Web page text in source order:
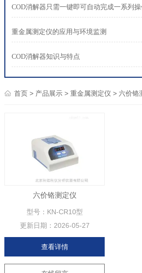
COD消解器只需一键即可自动完成一系列
重金属测定仪的应用与环境监测
COD消解器知识与特点
首页> 产品展示> 重金属测定仪 > 六价铬
六价铬测定仪
型号：KN-CR10型
更新日期： 2026-05-27
查看详情